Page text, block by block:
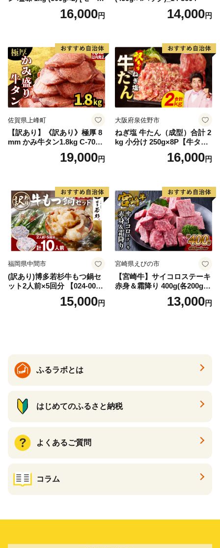
ンド 宮城県 気仙沼市 205646
60] 肉 牛肉 精肉 牛たん 牛タ
厚切り タン
16,000円 14,000円
佐賀県上峰町
【訳あり】《訳あり》極厚 8
mm かみ牛タン1.8kg C-709-
19,000円
大阪府泉佐野市
ねぎ塩 牛たん（成型）合計 2
kg 小分け 250g×8P【牛タン
牛肉 焼肉用 薄切り 訳あり サ
16,000円
福岡県中間市
(訳あり)博多若杉牛もつ鍋セ
ット2人前×5回分 【024-002
15,000円
宮崎県えびの市
【宮崎牛】サイコロステーキ
赤身＆霜降り 400g(各200g×
１P 計2P) 真空パック 冷凍
13,000円
ふるラボとは
はじめてのふるさと納税
よくあるご質問
コラム